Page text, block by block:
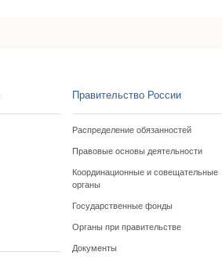
Правительство России
Распределение обязанностей
Правовые основы деятельности
Координационные и совещательные
органы
Государственные фонды
Органы при правительстве
Документы